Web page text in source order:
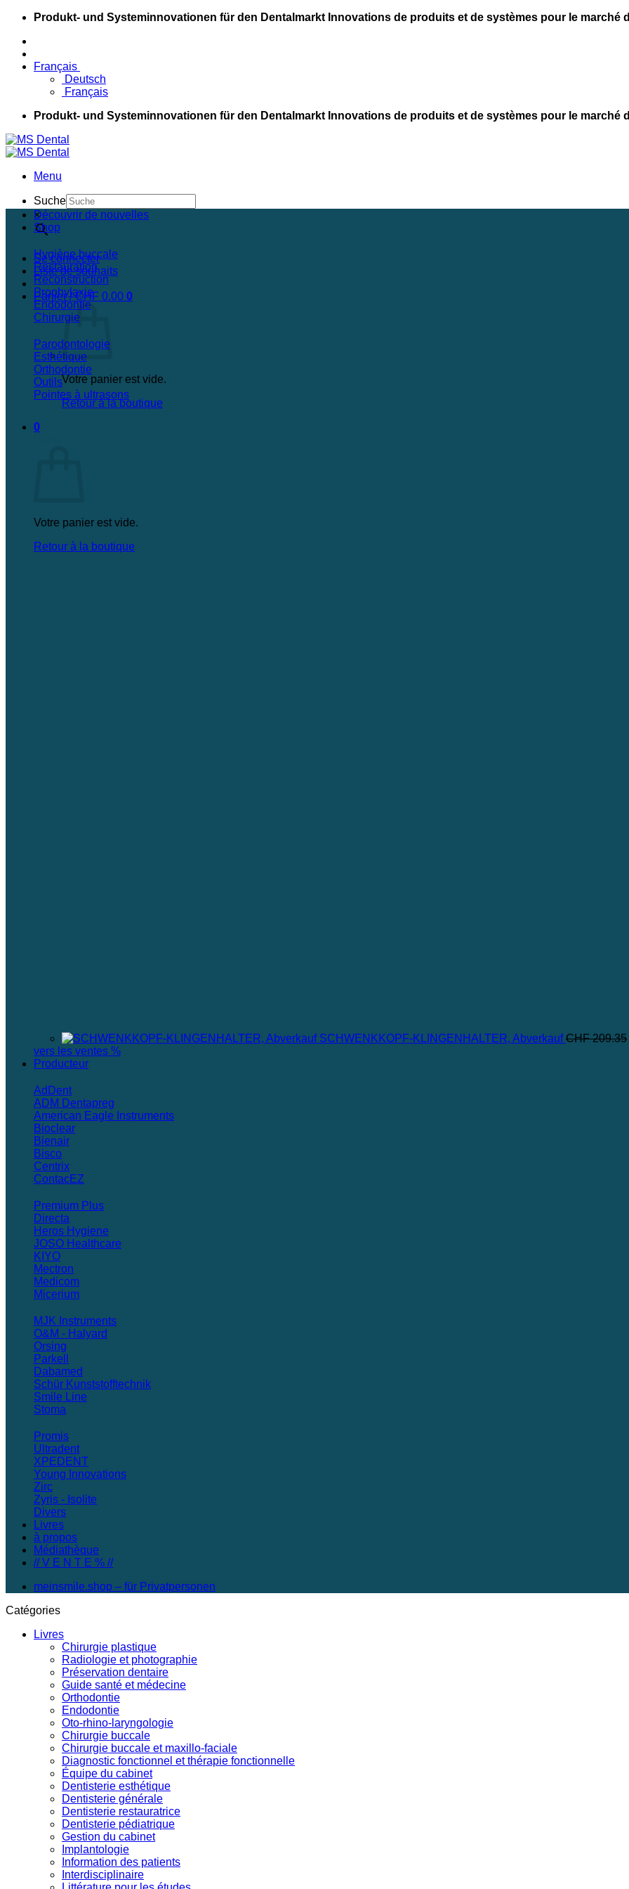
Passer
contenu
Produkt- und Systeminnovationen für den Dentalmarkt Innovations de produits et de systèmes pour le marché
Français
Deutsch
Français
Produkt- und Systeminnovationen für den Dentalmarkt Innovations de produits et de systèmes pour le marché
Menu
Suche
×
Se connecter
Liste de souhaits
Panier /CHF 0.00 0
Votre panier est vide.
Retour à la boutique
0
Votre panier est vide.
Retour à la boutique
Découvrir de nouvelles
Shop
Hygiène buccale
Restauration
Reconstruction
Prophylaxie
Endodontie
Chirurgie
Parodontologie
Esthétique
Orthodontie
Outils
Pointes à ultrasons
SCHWENKKOPF-KLINGENHALTER, Abverkauf CHF209.35
vers les ventes %
Producteur
AdDent
ADM Dentapreg
American Eagle Instruments
Bioclear
Bienair
Bisco
Centrix
ContacEZ
Premium Plus
Directa
Heros Hygiene
JOSO Healthcare
KIYO
Mectron
Medicom
Micerium
MJK Instruments
O&M - Halyard
Orsing
Parkell
Dabamed
Schür Kunststofftechnik
Smile Line
Stoma
Promis
Ultradent
XPEDENT
Young Innovations
Zirc
Zyris - Isolite
Divers
Livres
à propos
Médiathèque
// V E N T E % //
meinsmile.shop – für Privatpersonen
Catégories
Livres
Chirurgie plastique
Radiologie et photographie
Préservation dentaire
Guide santé et médecine
Orthodontie
Endodontie
Oto-rhino-laryngologie
Chirurgie buccale
Chirurgie buccale et maxillo-faciale
Diagnostic fonctionnel et thérapie fonctionnelle
Équipe du cabinet
Dentisterie esthétique
Dentisterie générale
Dentisterie restauratrice
Dentisterie pédiatrique
Gestion du cabinet
Implantologie
Information des patients
Interdisciplinaire